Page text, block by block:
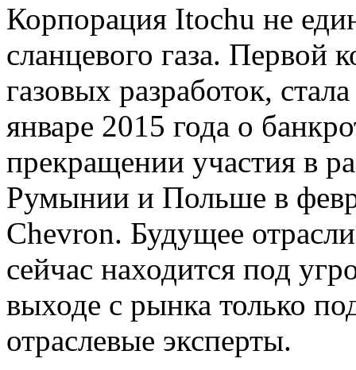
Корпорация Itochu не
сланцевого газа.
газовых разработок,
январе 2015 года о
прекращении участия в
Румынии и Польше в
Chevron. Будущее
сейчас находится под
выходе с рынка только
отраслевые эксперты.